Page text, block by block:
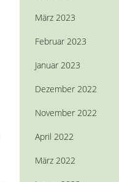
März 2023
Februar 2023
Januar 2023
Dezember 2022
November 2022
April 2022
März 2022